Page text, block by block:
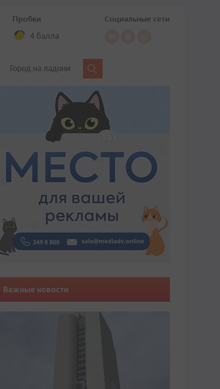
Пробки
4 балла
Социальные сети
Город на ладони
Важные новости